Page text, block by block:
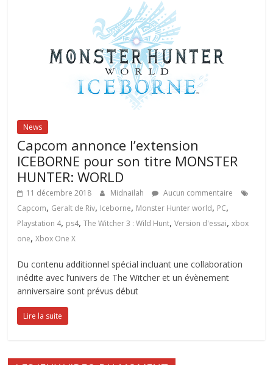
News
Capcom annonce l’extension
ICEBORNE pour son titre MONSTER
HUNTER: WORLD
11 décembre 2018 Midnailah
Aucun commentaire
Capcom, Geralt de Riv, Iceborne, Monster Hunter world, PC,
Playstation 4, ps4,The Witcher 3 : Wild Hunt,Version d'essai,xbox
one,Xbox One X
Du contenu additionnel spécial incluant une collaboration
inédite avec l’univers de The Witcher et un évènement
anniversaire sont prévus début
Lire la suite